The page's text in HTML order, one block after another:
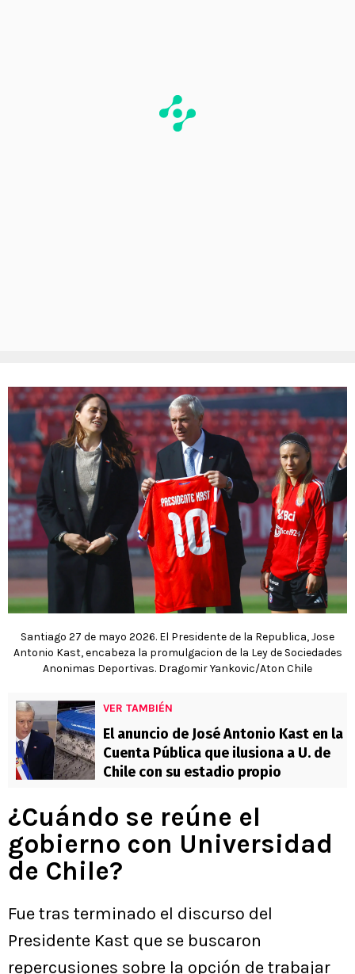
Santiago 27 de mayo 2026. El Presidente de la Republica, Jose
Antonio Kast, encabeza la promulgacion de la Ley de Sociedades
Anonimas Deportivas. Dragomir Yankovic/Aton Chile
VER TAMBIÉN
El anuncio de José Antonio Kast en la
Cuenta Pública que ilusiona a U. de
Chile con su estadio propio
¿Cuándo se reúne el
gobierno con Universidad
de Chile?
Fue tras terminado el discurso del
Presidente Kast que se buscaron
repercusiones sobre la opción de trabajar